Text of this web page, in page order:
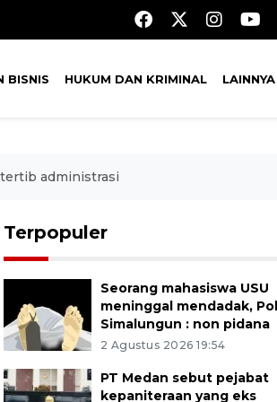
BISNIS HUKUM DAN KRIMINAL LAINNYA
administrasi
Terpopuler
Seorang mahasiswa USU
meninggal mendadak,
Simalungun : non pidana
2 Agustus 2026 19:54
PT Medan sebut pejabat
kepaniteraan yang eks